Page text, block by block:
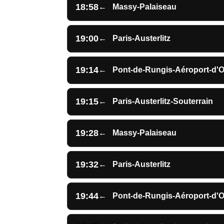
18:58← Massy-Palaiseau
19:00← Paris-Austerlitz
19:14← Pont-de-Rungis-Aéroport-
19:15← Paris-Austerlitz-Souterrain
19:28← Massy-Palaiseau
19:32← Paris-Austerlitz
19:44← Pont-de-Rungis-Aéroport-